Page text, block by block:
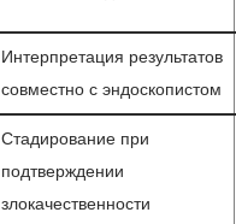
Интерпретация результатов
совместно с эндоскопистом
Стадирование при
подтверждении
злокачественности